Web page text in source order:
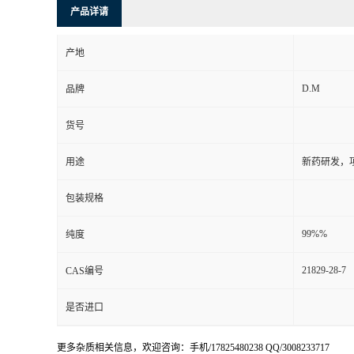
产品详请
产地
品牌 D.M
货号
用途 新药研发，
包装规格
纯度 99%%
CAS编号 21829-28-7
是否进口
更多杂质相关信息，欢迎咨询：手机/17825480238 QQ/3008233717